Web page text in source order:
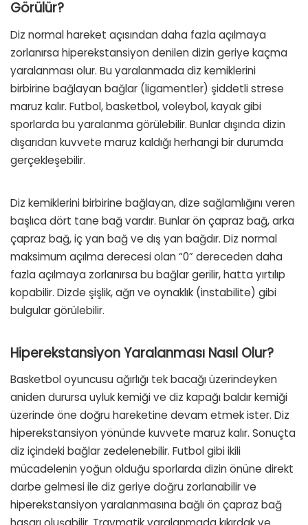
Görülür?
Diz normal hareket açısından daha fazla açılmaya
zorlanırsa hiperekstansiyon denilen dizin geriye kaçma
yaralanması olur. Bu yaralanmada diz kemiklerini
birbirine bağlayan bağlar (ligamentler) şiddetli strese
maruz kalır. Futbol, basketbol, voleybol, kayak gibi
sporlarda bu yaralanma görülebilir. Bunlar dışında dizin
dışarıdan kuvvete maruz kaldığı herhangi bir durumda
gerçekleşebilir.
Diz kemiklerini birbirine bağlayan, dize sağlamlığını veren
başlıca dört tane bağ vardır. Bunlar ön çapraz bağ, arka
çapraz bağ, iç yan bağ ve dış yan bağdır. Diz normal
maksimum açılma derecesi olan “0” dereceden daha
fazla açılmaya zorlanırsa bu bağlar gerilir, hatta yırtılıp
kopabilir. Dizde şişlik, ağrı ve oynaklık (instabilite) gibi
bulgular görülebilir.
Hiperekstansiyon Yaralanması Nasıl Olur?
Basketbol oyuncusu ağırlığı tek bacağı üzerindeyken
aniden durursa uyluk kemiği ve diz kapağı baldır kemiği
üzerinde öne doğru hareketine devam etmek ister. Diz
hiperekstansiyon yönünde kuvvete maruz kalır. Sonuçta
diz içindeki bağlar zedelenebilir. Futbol gibi ikili
mücadelenin yoğun olduğu sporlarda dizin önüne direkt
darbe gelmesi ile diz geriye doğru zorlanabilir ve
hiperekstansiyon yaralanmasına bağlı ön çapraz bağ